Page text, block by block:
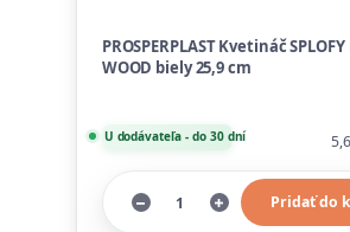
PROSPERPLAST Kvetináč SPLOFY
WOOD biely 25,9 cm
U dodávateľa - do 30 dní
Pridať do